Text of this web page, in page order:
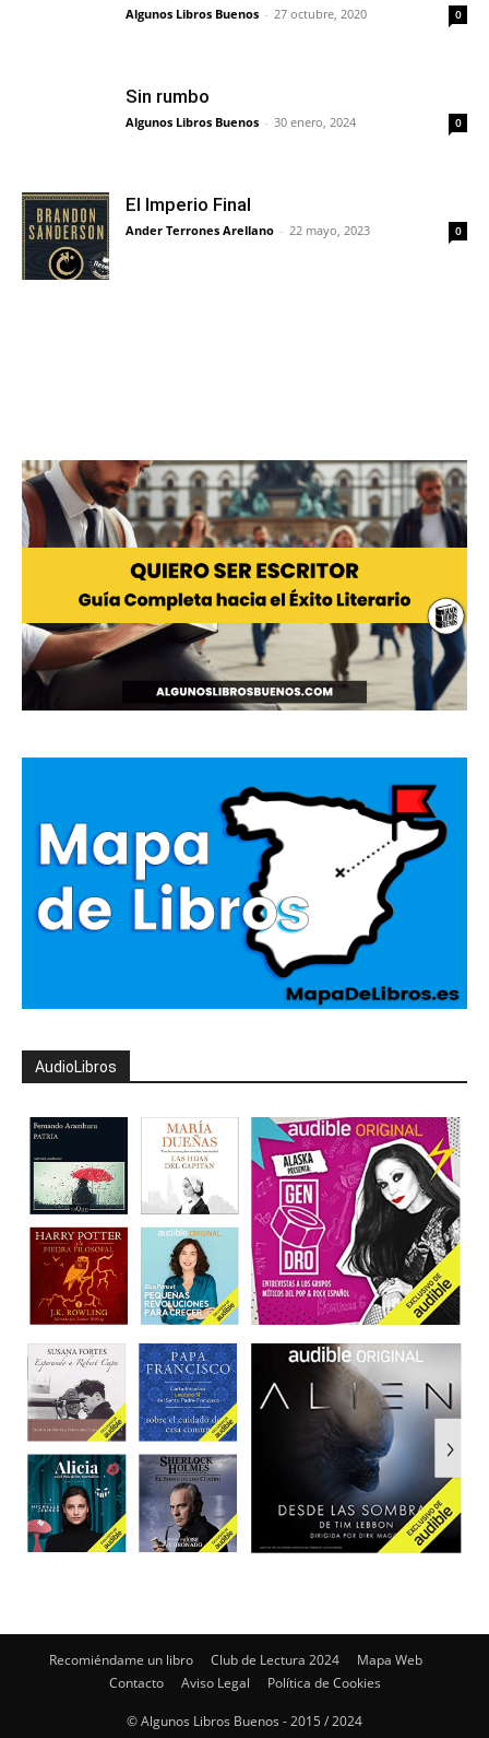
Algunos Libros Buenos - 27 octubre, 2020 0
Sin rumbo
Algunos Libros Buenos - 30 enero, 2024 0
El Imperio Final
Ander Terrones Arellano - 22 mayo, 2023 0
AudioLibros
Recomiéndame un libro Club de Lectura 2024
Mapa Web
Contacto
Aviso Legal Política de Cookies
© Algunos Libros Buenos - 2015 / 2024